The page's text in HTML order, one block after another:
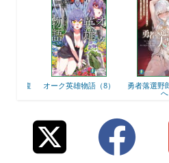
オーク英雄物語（8） 勇者落選野郎